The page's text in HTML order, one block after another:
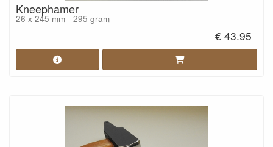
Kneephamer
26 x 245 mm - 295 gram
€ 43.95